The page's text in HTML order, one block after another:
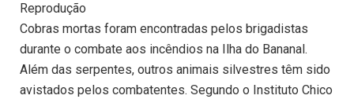
Reprodução
Cobras mortas foram encontradas pelos brigadistas
durante o combate aos incêndios na Ilha do Bananal.
Além das serpentes, outros animais silvestres têm sido
avistados pelos combatentes. Segundo o Instituto Chico